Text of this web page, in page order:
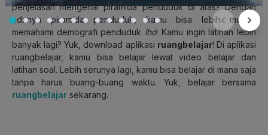
penjelasan mengenai piramida penduduk di atas? Dengan
adanya piramida penduduk, kamu bisa lebih mudah
memahami demografi penduduk lho! Kamu ingin latihan lebih
banyak lagi? Yuk, download aplikasi ruangbelajar! Di aplikasi
ruangbelajar, kamu bisa belajar lewat video belajar dan
latihan soal. Lebih serunya lagi, kamu bisa belajar di mana saja
tanpa harus buang-buang waktu. Yuk, belajar bersama
ruangbelajar sekarang.